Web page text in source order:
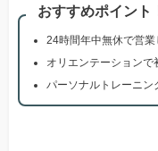
おすすめポイント
24時間年中無休で営業
オリエンテーションで
パーソナルトレーニン